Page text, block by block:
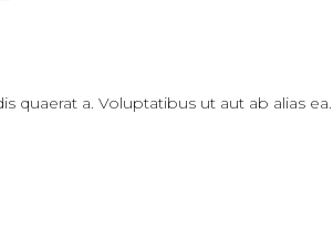
quaerat a. Voluptatibus ut aut ab alias ea.